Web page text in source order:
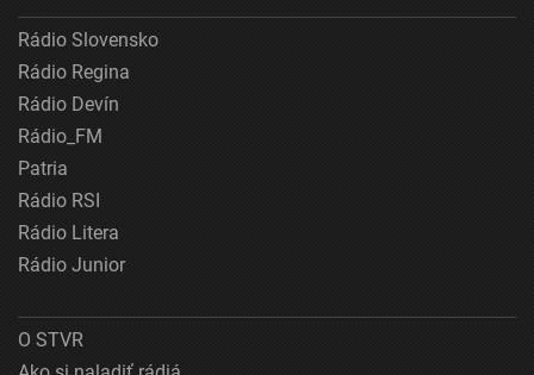
Rádio Slovensko
Rádio Regina
Rádio Devín
Rádio_FM
Patria
Rádio RSI
Rádio Litera
Rádio Junior
O STVR